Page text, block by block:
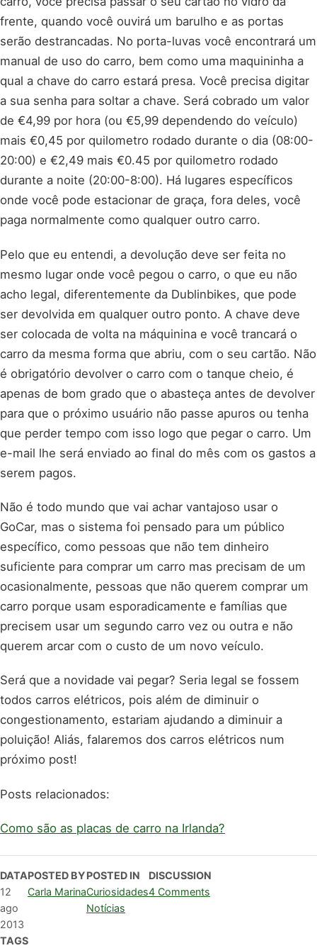
frente, quando você ouvirá um barulho e as portas
serão destrancadas. No porta-luvas você encontrará um
manual de uso do carro, bem como uma maquininha a
qual a chave do carro estará presa. Você precisa digitar
a sua senha para soltar a chave. Será cobrado um valor
de €4,99 por hora (ou €5,99 dependendo do veículo)
mais €0,45 por quilometro rodado durante o dia (08:00-
20:00) e €2,49 mais €0.45 por quilometro rodado
durante a noite (20:00-8:00). Há lugares específicos
onde você pode estacionar de graça, fora deles, você
paga normalmente como qualquer outro carro.
Pelo que eu entendi, a devolução deve ser feita no
mesmo lugar onde você pegou o carro, o que eu não
acho legal, diferentemente da Dublinbikes, que pode
ser devolvida em qualquer outro ponto. A chave deve
ser colocada de volta na máquinina e você trancará o
carro da mesma forma que abriu, com o seu cartão. Não
é obrigatório devolver o carro com o tanque cheio, é
apenas de bom grado que o abasteça antes de devolver
para que o próximo usuário não passe apuros ou tenha
que perder tempo com isso logo que pegar o carro. Um
e-mail lhe será enviado ao final do mês com os gastos a
serem pagos.
Não é todo mundo que vai achar vantajoso usar o
GoCar, mas o sistema foi pensado para um público
específico, como pessoas que não tem dinheiro
suficiente para comprar um carro mas precisam de um
ocasionalmente, pessoas que não querem comprar um
carro porque usam esporadicamente e famílias que
precisem usar um segundo carro vez ou outra e não
querem arcar com o custo de um novo veículo.
Será que a novidade vai pegar? Seria legal se fossem
todos carros elétricos, pois além de diminuir o
congestionamento, estariam ajudando a diminuir a
poluição! Aliás, falaremos dos carros elétricos num
próximo post!
Posts relacionados:
Como são as placas de carro na Irlanda?
DATA
12
ago
2013
POSTED BY
Carla Marina
POSTED IN
Curiosidades
Notícias
DISCUSSION
4 Comments
TAGS